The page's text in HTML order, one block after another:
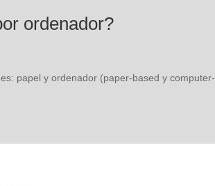
ordenador?
papel y ordenador (paper-based y computer-